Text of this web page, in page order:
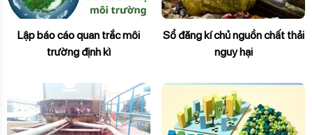
Lập báo cáo quan trắc môi
trường định kì
Sổ đăng kí chủ nguồn chất thải
nguy hại